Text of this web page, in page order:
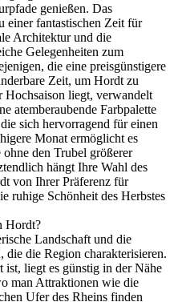
genießen. Das
einer fantastischen Zeit für
Architektur und die
Gelegenheiten zum
die eine preisgünstigere
Zeit, um Hordt zu
Hochsaison liegt, verwandelt
atemberaubende Farbpalette
sich hervorragend für einen
Monat ermöglicht es
den Trubel größerer
hängt Ihre Wahl des
von Ihrer Präferenz für
ruhige Schönheit des Herbstes
Hordt?
Landschaft und die
die Region charakterisieren.
liegt es günstig in der Nähe
man Attraktionen wie die
Ufer des Rheins finden